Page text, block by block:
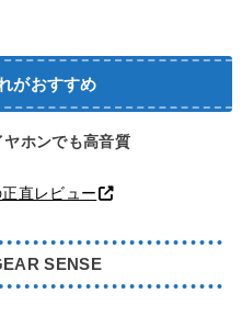
がおすすめ
ホンでも高音質
直レビュー
SENSE